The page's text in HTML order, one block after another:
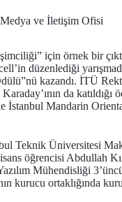
ve İletişim Ofisi
için örnek bir
düzenlediği
kazandı. İTÜ
da katıldığı
İstanbul Mandarin
Teknik Üniversitesi
öğrencisi Abdullah
Mühendisliği
kurucu ortaklığında